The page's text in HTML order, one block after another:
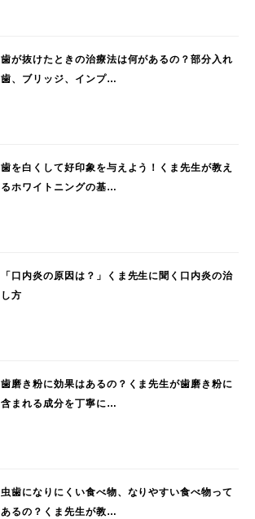
歯が抜けたときの治療法は何があるの？部分入れ
歯、ブリッジ、インプ…
歯を白くして好印象を与えよう！くま先生が教え
るホワイトニングの基…
「口内炎の原因は？」くま先生に聞く口内炎の治
し方
歯磨き粉に効果はあるの？くま先生が歯磨き粉に
含まれる成分を丁寧に…
虫歯になりにくい食べ物、なりやすい食べ物って
あるの？くま先生が教…